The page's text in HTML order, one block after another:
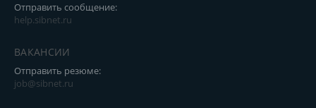
Отправить сообщение:
help.sibnet.ru
ВАКАНСИИ
Отправить резюме:
job@sibnet.ru